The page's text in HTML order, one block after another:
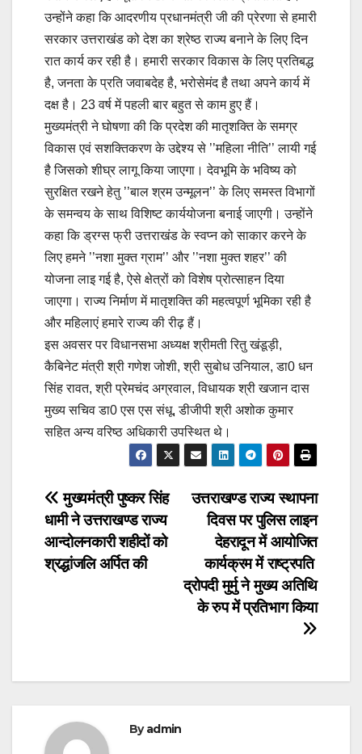
उन्होंने कहा कि आदरणीय प्रधानमंत्री जी की प्रेरणा से हमारी
सरकार उत्तराखंड को देश का श्रेष्ठ राज्य बनाने के लिए दिन
रात कार्य कर रही है। हमारी सरकार विकास के लिए प्रतिबद्ध
है, जनता के प्रति जवाबदेह है, भरोसेमंद है तथा अपने कार्य में
दक्ष है। 23 वर्ष में पहली बार बहुत से काम हुए हैं।
मुख्यमंत्री ने घोषणा की कि प्रदेश की मातृशक्ति के समग्र
विकास एवं सशक्तिकरण के उद्देश्य से ’’महिला नीति’’ लायी गई
है जिसको शीघ्र लागू किया जाएगा। देवभूमि के भविष्य को
सुरक्षित रखने हेतु ’’बाल श्रम उन्मूलन’’ के लिए समस्त विभागों
के समन्वय के साथ विशिष्ट कार्ययोजना बनाई जाएगी। उन्होंने
कहा कि ड्रग्स फ्री उत्तराखंड के स्वप्न को साकार करने के
लिए हमने ’’नशा मुक्त ग्राम’’ और ’’नशा मुक्त शहर’’ की
योजना लाइ गई है, ऐसे क्षेत्रों को विशेष प्रोत्साहन दिया
जाएगा। राज्य निर्माण में मातृशक्ति की महत्वपूर्ण भूमिका रही है
और महिलाएं हमारे राज्य की रीढ़ हैं।
इस अवसर पर विधानसभा अध्यक्ष श्रीमती रितु खंडूड़ी,
कैबिनेट मंत्री श्री गणेश जोशी, श्री सुबोध उनियाल, डा0 धन
सिंह रावत, श्री प्रेमचंद अग्रवाल, विधायक श्री खजान दास
मुख्य सचिव डा0 एस एस संधू, डीजीपी श्री अशोक कुमार
सहित अन्य वरिष्ठ अधिकारी उपस्थित थे।
Post
navigation
उत्तराखण्ड राज्य स्थापना
दिवस पर पुलिस लाइन
देहरादून में आयोजित
कार्यक्रम में राष्ट्रपति
द्रोपदी मुर्मु ने मुख्य अतिथि
के रुप में प्रतिभाग किया
मुख्यमंत्री पुष्कर सिंह
धामी ने उत्तराखण्ड राज्य
आन्दोलनकारी शहीदों को
श्रद्धांजलि अर्पित की
Byadmin